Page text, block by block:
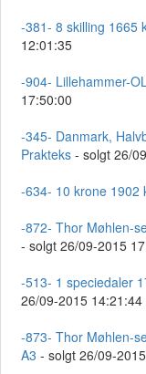
-381- 8 skilling 1665
12:01:35
-904- Lillehammer-
17:50:00
-345- Danmark,
Prakteks - solgt 26/
-634- 10 krone 1902
-872- Thor Møhlen-
- solgt 26/09-2015
-513- 1 speciedaler
26/09-2015 14:21:44
-873- Thor Møhlen-
A3 - solgt 26/09-